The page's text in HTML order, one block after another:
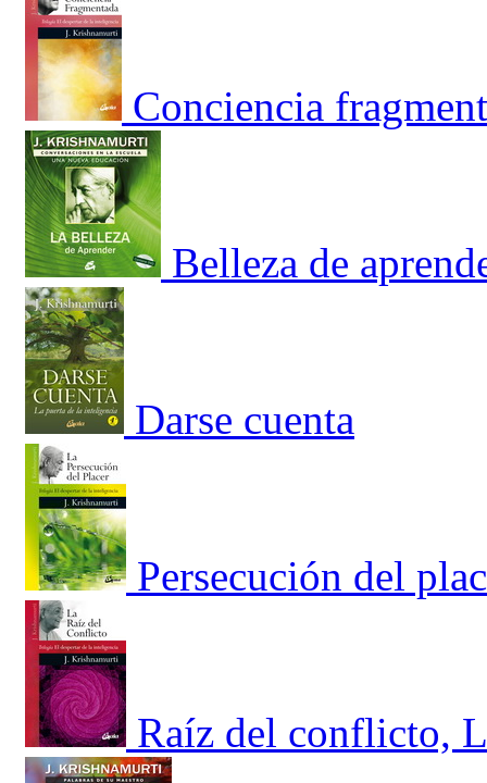
Conciencia
Belleza de
Darse cuenta
Persecución del
Raíz del conflicto,